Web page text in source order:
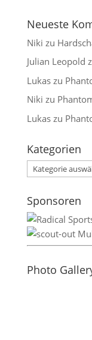
Neueste
Niki zu
Julian Leopold
Lukaszu
Niki zu
Lukaszu
Kategorien
Kategorien
Sponsoren
Photo